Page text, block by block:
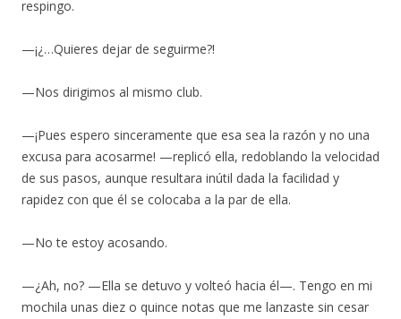
respingo.
—¡¿…Quieres dejar de seguirme?!
—Nos dirigimos al mismo club.
—¡Pues espero sinceramente que esa sea la razón y no una
excusa para acosarme! —replicó ella, redoblando la velocidad
de sus pasos, aunque resultara inútil dada la facilidad y
rapidez con que él se colocaba a la par de ella.
—No te estoy acosando.
—¿Ah, no? —Ella se detuvo y volteó hacia él—. Tengo en mi
mochila unas diez o quince notas que me lanzaste sin cesar